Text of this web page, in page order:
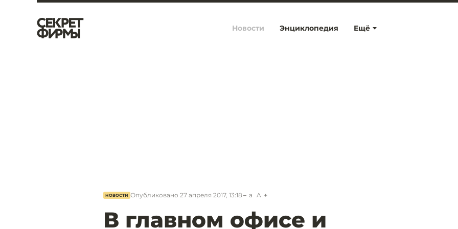
Ещё
Новости Энциклопедия
НОВОСТИ Опубликовано 27 апреля 2017, 13:18 a A
В главном офисе и